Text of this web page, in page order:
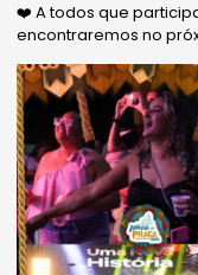
❤️ A todos que
encontraremos no